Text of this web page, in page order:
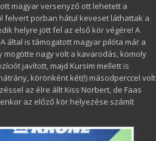
magyar versenyző ott lehetett a
felvert porban hátul keveset láthattak a
helyre jött fel az első kör végére! A
által is támogatott magyar pilóta már a
nagy volt a kavarodás, komoly
javított, majd Kursim mellett is
körönként két(!) másodperccel volt
az élre állt Kiss Norbert, de Faas
az előző kör helyezése számít